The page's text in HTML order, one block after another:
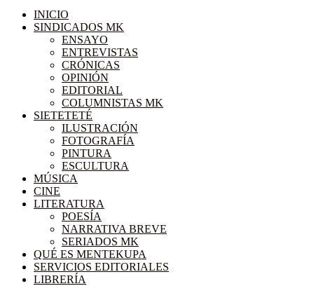
INICIO
SINDICADOS MK
ENSAYO
ENTREVISTAS
CRÓNICAS
OPINIÓN
EDITORIAL
COLUMNISTAS MK
SIETETETÉ
ILUSTRACIÓN
FOTOGRAFÍA
PINTURA
ESCULTURA
MÚSICA
CINE
LITERATURA
POESÍA
NARRATIVA BREVE
SERIADOS MK
QUÉ ES MENTEKUPA
SERVICIOS EDITORIALES
LIBRERÍA